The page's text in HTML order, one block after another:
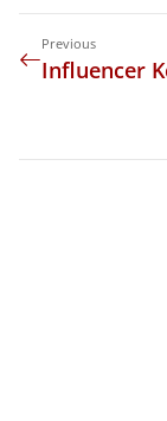
Previous
Influencer